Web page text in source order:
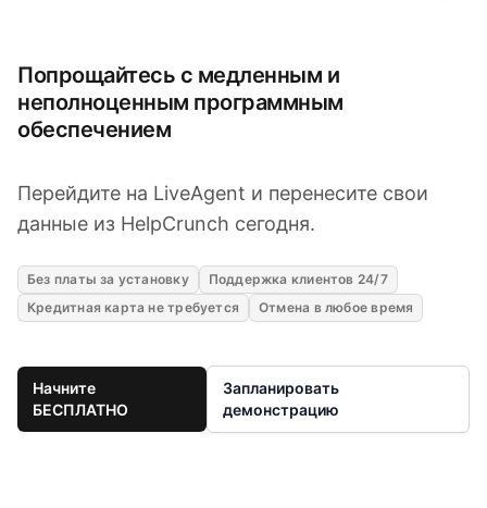
Попрощайтесь с медленным и
неполноценным программным
обеспечением
Перейдите на LiveAgent и перенесите свои
данные из HelpCrunch сегодня.
Без платы за установку
Поддержка клиентов 24/7
Кредитная карта не требуется
Отмена в любое время
Начните
БЕСПЛАТНО
Запланировать
демонстрацию